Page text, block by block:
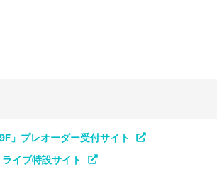
」プレオーダー受付サイト
イブ特設サイト